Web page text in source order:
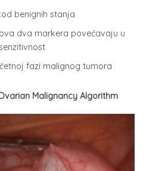
benignih stanja
dva markera povećavaju u
fazi malignog tumora
Malignancy Algorithm